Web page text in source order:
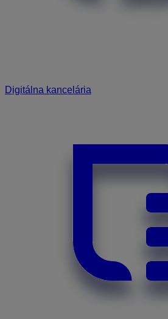
Digitálna kancelária